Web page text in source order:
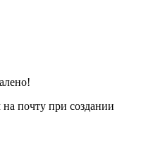
почту при создании